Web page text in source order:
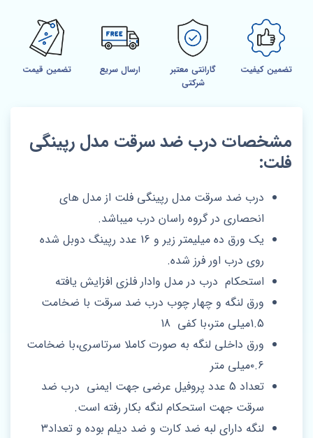
تضمین کیفیت
گارانتی معتبر
شرکتی
ارسال سریع تضمین قیمت
مشخصات درب ضد سرقت مدل رپینگی
فلت:
درب ضد سرقت مدل رپینگی فلت از مدل های
انحصاری در گروه راسان درب میباشد.
یک ورق ده میلیمتر زیر و 16 عدد رپینگ دوبل شده
روی درب اور فرز شده.
استحکام درب در مدل وادار فلزی افزایش یافته
ورق لنگه و چهار چوب درب ضد سرقت با ضخامت
1.5میلی متر،با کفی 18
ورق داخلی لنگه به صورت کاملا سرتاسری،با ضخامت
۰.۶میلی متر
تعداد 5 عدد پروفیل عرضی جهت ایمنی درب ضد
سرقت جهت استحکام لنگه بکار رفته است.
لنگه دارای لبه ضد کارت و ضد دیلم بوده و تعداد۳